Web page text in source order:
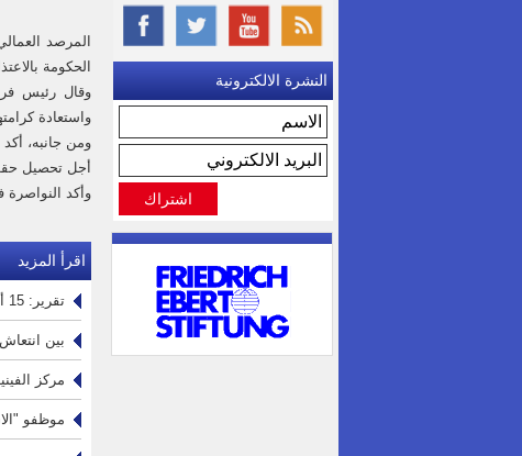
النشرة الالكترونية
المرصد
الحكومة
وقال رئيس
واستعادة
ومن جانبه،
أجل تحصيل
وأكد
اقرأ المزيد
تقرير: 15 ألف عامل خدمات مساندة في القطاع الصحي الحكومي يواجهون ظروف عمل هشّة
بين
مركز
موظفو